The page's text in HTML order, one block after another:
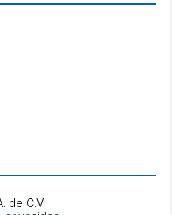
de C.V.